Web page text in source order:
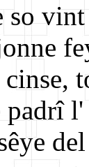
so
l'